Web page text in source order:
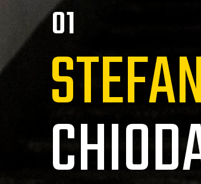
01
Puoi contattarmi per
cortometraggi,
spettacoli di cabaret,